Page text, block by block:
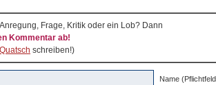
Frage, Kritik oder ein Lob? Dann
Kommentar ab!
Quatsch schreiben!)
Name